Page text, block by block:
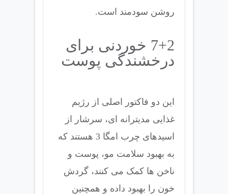
روشن سودمند است.
7+2 خوردنی برای
درخشندگی پوست
این دو فاکتور اصلی از رژیم
غذایی مدیترانه ای، سرشار از
اسیدهای چرب امگا 3 هستند که
به بهبود سلامت مو، پوست و
ناخن ها کمک می کنند، گردش
خون را بهبود داده و همچنین